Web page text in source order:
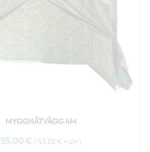
MYGGNÄTVÄGG 4M
55,00 € (43,82 € + alv )